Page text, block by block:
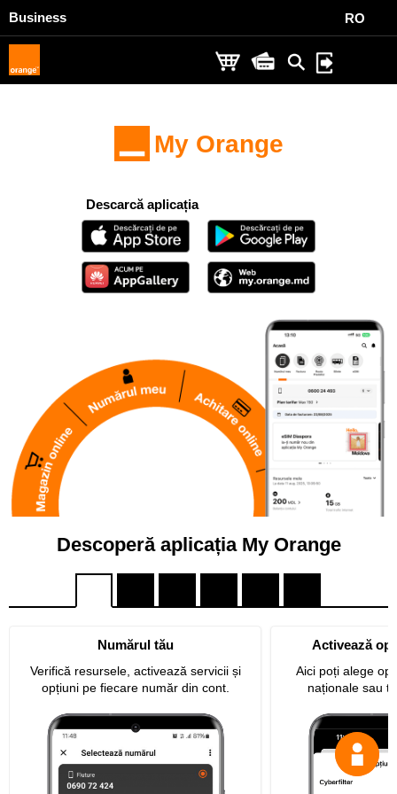
Business RO
My Orange
Descarcă aplicația
Descoperă aplicația My Orange
Numărul tău
Verifică resursele, activează servicii și
opțiuni pe fiecare număr din cont.
Activează
Aici poți alege
naționale sau